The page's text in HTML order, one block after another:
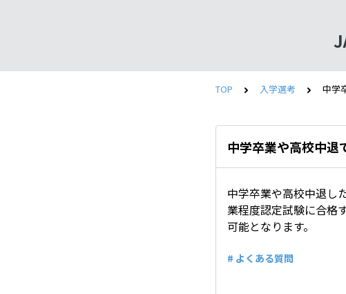
TOP 入学選考 中学
中学卒業や高校中退
中学卒業や高校中退し
業程度認定試験に合格
可能となります。
# よくある質問